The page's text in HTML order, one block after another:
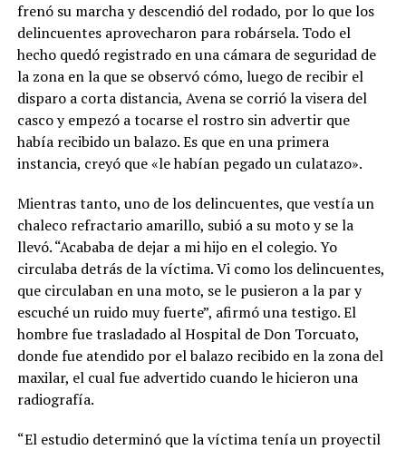
frenó su marcha y descendió del rodado, por lo que los
delincuentes aprovecharon para robársela. Todo el
hecho quedó registrado en una cámara de seguridad de
la zona en la que se observó cómo, luego de recibir el
disparo a corta distancia, Avena se corrió la visera del
casco y empezó a tocarse el rostro sin advertir que
había recibido un balazo. Es que en una primera
instancia, creyó que «le habían pegado un culatazo».
Mientras tanto, uno de los delincuentes, que vestía un
chaleco refractario amarillo, subió a su moto y se la
llevó. “Acababa de dejar a mi hijo en el colegio. Yo
circulaba detrás de la víctima. Vi como los delincuentes,
que circulaban en una moto, se le pusieron a la par y
escuché un ruido muy fuerte”, afirmó una testigo. El
hombre fue trasladado al Hospital de Don Torcuato,
donde fue atendido por el balazo recibido en la zona del
maxilar, el cual fue advertido cuando le hicieron una
radiografía.
“El estudio determinó que la víctima tenía un proyectil